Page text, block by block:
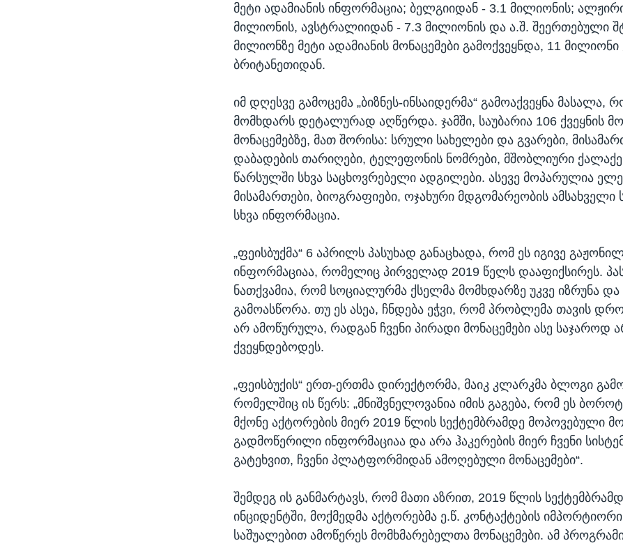
მეტი ადამიანის ინფორმაცია; ბელგიიდან - 3.1 მილიონის;
მილიონის, ავსტრალიიდან - 7.3 მილიონის და ა.შ. შეერთებული
მილიონზე მეტი ადამიანის მონაცემები გამოქვეყნდა, 11 მილიონი
ბრიტანეთიდან.
იმ დღესვე გამოცემა „ბიზნეს-ინსაიდერმა“ გამოაქვეყნა მასალა,
მომხდარს დეტალურად აღწერდა. ჯამში, საუბარია 106 ქვეყნის
მონაცემებზე, მათ შორისა: სრული სახელები და გვარები,
დაბადების თარიღები, ტელეფონის ნომრები, მშობლიური
წარსულში სხვა საცხოვრებელი ადგილები. ასევე მოპარულია
მისამართები, ბიოგრაფიები, ოჯახური მდგომარეობის ამსახველი
სხვა ინფორმაცია.
„ფეისბუქმა“ 6 აპრილს პასუხად განაცხადა, რომ ეს იგივე
ინფორმაციაა, რომელიც პირველად 2019 წელს დააფიქსირეს.
ნათქვამია, რომ სოციალურმა ქსელმა მომხდარზე უკვე იზრუნა
გამოასწორა. თუ ეს ასეა, ჩნდება ეჭვი, რომ პრობლემა თავის
არ ამოწურულა, რადგან ჩვენი პირადი მონაცემები ასე საჯაროდ
ქვეყნდებოდეს.
„ფეისბუქის“ ერთ-ერთმა დირექტორმა, მაიკ კლარკმა ბლოგი
რომელშიც ის წერს: „მნიშვნელოვანია იმის გაგება, რომ ეს
მქონე აქტორების მიერ 2019 წლის სექტემბრამდე მოპოვებული
გადმოწერილი ინფორმაციაა და არა ჰაკერების მიერ ჩვენი
გატეხვით, ჩვენი პლატფორმიდან ამოღებული მონაცემები“.
შემდეგ ის განმარტავს, რომ მათი აზრით, 2019 წლის
ინციდენტში, მოქმედმა აქტორებმა ე.წ. კონტაქტების
საშუალებით ამოწერეს მომხმარებელთა მონაცემები. ამ